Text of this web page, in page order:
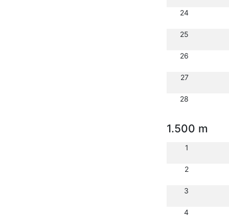
24
25
26
27
28
1.500 m
1
2
3
4